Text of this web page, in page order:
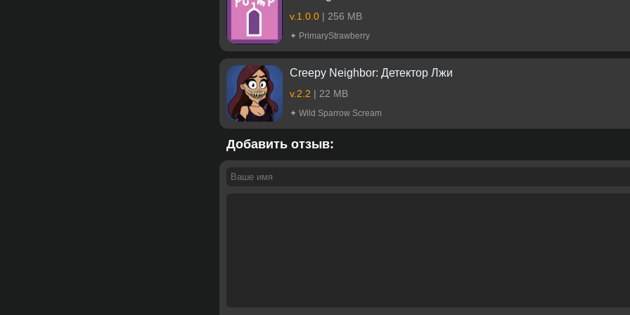
v.1.0.0 | 256 MB
✦ PrimaryStrawberry
Creepy Neighbor: Детектор Лжи
v.2.2 | 22 MB
✦ Wild Sparrow Scream
Добавить отзыв: